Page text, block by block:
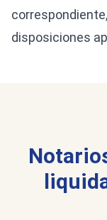
disposiciones